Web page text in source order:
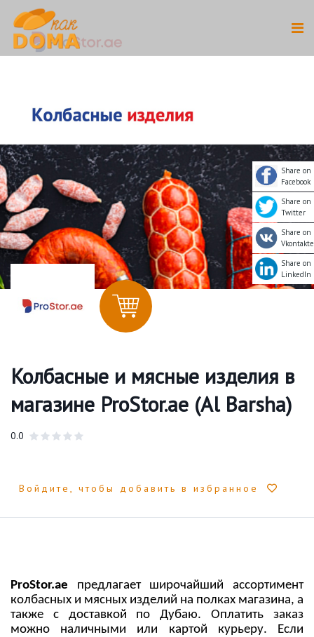
Колбасные и мясные изделия в
магазине ProStor.ae (Al Barsha)
0.0
Войдите, чтобы добавить в избранное
ProStor.ae предлагает широчайший ассортимент
колбасных и мясных изделий на полках магазина, а
также с доставкой по Дубаю. Оплатить заказ
можно наличными или картой курьеру. Если
Share on
Facebook
Share on
Twitter
Share on
Vkontakte
Share on
LinkedIn